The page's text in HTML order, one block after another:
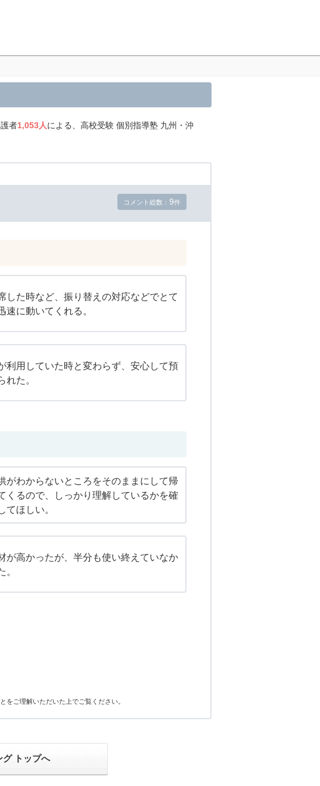
者1,053人による、高校受験 個別指導塾 九州・沖
コメント総数： 9件
した時など、振り替えの対応などでとて
速に動いてくれる。
利用していた時と変わらず、安心して預
れた。
がわからないところをそのままにして帰
くるので、しっかり理解しているかを確
てほしい。
が高かったが、半分も使い終えていなか
。
をご理解いただいた上でご覧ください。
グ トップへ